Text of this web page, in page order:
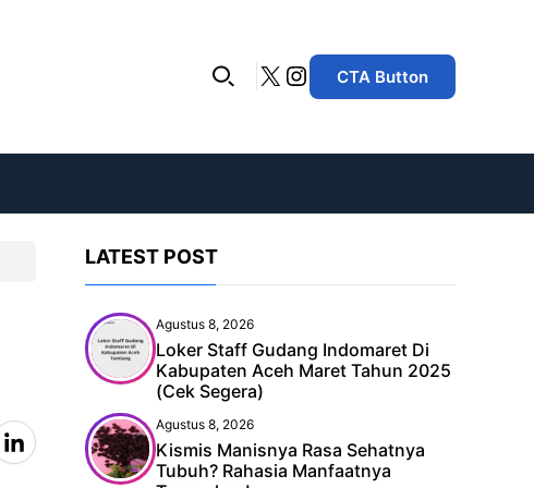
X Instagram
CTA Button
Li
n
LATEST POST
Agustus 8, 2026
Loker Staff Gudang Indomaret Di
Kabupaten Aceh Maret Tahun 2025
(Cek Segera)
Agustus 8, 2026
Kismis Manisnya Rasa Sehatnya
Tubuh? Rahasia Manfaatnya